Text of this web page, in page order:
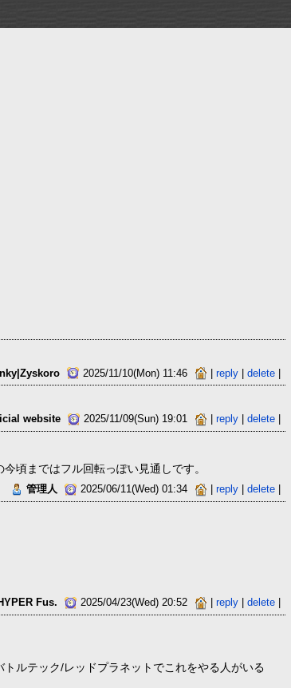
2025/11/10(Mon) 11:46 reply| delete|
website 2025/11/09(Sun) 19:01 reply| delete|
頃まではフル回転っぽい見通しです。
管理人 2025/06/11(Wed) 01:34 reply| delete|
Fus. 2025/04/23(Wed) 20:52 reply| delete|
ルテック/レッドプラネットでこれをやる人がいる